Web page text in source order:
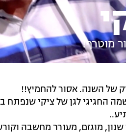
מוטרף!
של השנה. אסור להחמיץ!!
החגיגי לגן של ציקי
שנון, מוגזם, מעורר מחשבה